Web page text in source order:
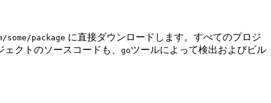
some/package に直接ダウンロードします。すべてのプロジ
クトのソースコードも、 goツールによって検出およびビル